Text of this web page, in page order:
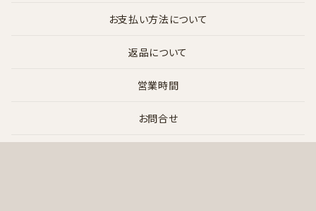
お支払い方法について
返品について
営業時間
お問合せ